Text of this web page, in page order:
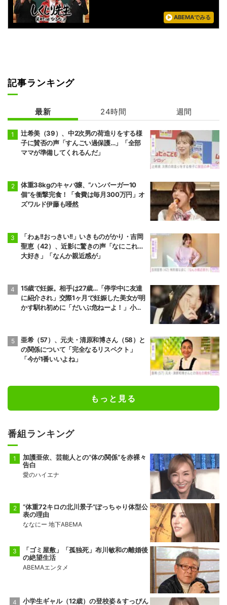
ABEMAでみる
記事ランキング
最新 24時間 週間
辻希美（39）、中2次男の荷造りをする様
子に賛否の声「すんごい過保護…」「全部
ママが準備してくれるんだ」
体重38kgのキャバ嬢、“ハンバーガー10
個”を衝撃完食！「食費は毎月300万円」オ
ズワルド伊藤も唖然
「わぁ!!おっきい!!」いきものがかり・吉岡
聖恵（42）、近影に驚きの声「なにこれ…
大好き」「なんか親近感が」
15歳で妊娠。相手は27歳…「停学中に友達
に紹介され」交際1ヶ月で妊娠した美女が明
かす馴れ初めに「だいぶ危ねーよ！」小森
亜希（57）、元夫・清原和博さん（58）と
の関係について「完全なるリスペクト」
「今が1番いいよね」
もっと見る
番組ランキング
加護亜依、芸能人との“体の関係”を赤裸々
告白
愛のハイエナ
“体重72キロの北川景子”ぽっちゃり体型公
表の理由
ななにー 地下ABEMA
「ゴミ屋敷」「孤独死」布川敏和の離婚後
の絶望生活
ABEMAエンタメ
小学生ギャル（12歳）の登校姿＆すっぴん